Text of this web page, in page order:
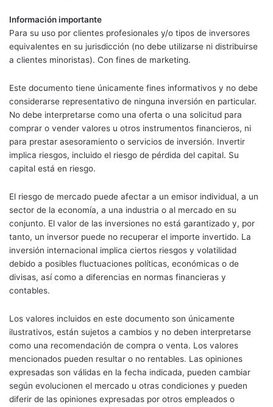
Información importante
Para su uso por clientes profesionales y/o tipos de inversores
equivalentes en su jurisdicción (no debe utilizarse ni distribuirse
a clientes minoristas). Con fines de marketing.
Este documento tiene únicamente fines informativos y no debe
considerarse representativo de ninguna inversión en particular.
No debe interpretarse como una oferta o una solicitud para
comprar o vender valores u otros instrumentos financieros, ni
para prestar asesoramiento o servicios de inversión. Invertir
implica riesgos, incluido el riesgo de pérdida del capital. Su
capital está en riesgo.
El riesgo de mercado puede afectar a un emisor individual, a un
sector de la economía, a una industria o al mercado en su
conjunto. El valor de las inversiones no está garantizado y, por
tanto, un inversor puede no recuperar el importe invertido. La
inversión internacional implica ciertos riesgos y volatilidad
debido a posibles fluctuaciones políticas, económicas o de
divisas, así como a diferencias en normas financieras y
contables.
Los valores incluidos en este documento son únicamente
ilustrativos, están sujetos a cambios y no deben interpretarse
como una recomendación de compra o venta. Los valores
mencionados pueden resultar o no rentables. Las opiniones
expresadas son válidas en la fecha indicada, pueden cambiar
según evolucionen el mercado u otras condiciones y pueden
diferir de las opiniones expresadas por otros empleados o